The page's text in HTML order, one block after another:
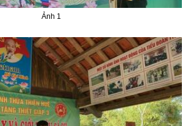
Ảnh 1